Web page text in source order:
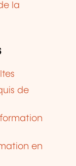
la
de
en